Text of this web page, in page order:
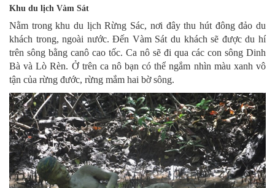
Khu du lịch Vàm Sát
Nằm trong khu du lịch Rừng Sác, nơi đây thu hút đông đảo du
khách trong, ngoài nước. Đến Vàm Sát du khách sẽ được du hí
trên sông bằng canô cao tốc. Ca nô sẽ đi qua các con sông Dinh
Bà và Lò Rèn. Ở trên ca nô bạn có thể ngắm nhìn màu xanh vô
tận của rừng đước, rừng mắm hai bờ sông.